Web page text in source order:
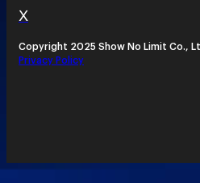
X
Copyright 2025 Show No Limit Co.,
Privacy Policy